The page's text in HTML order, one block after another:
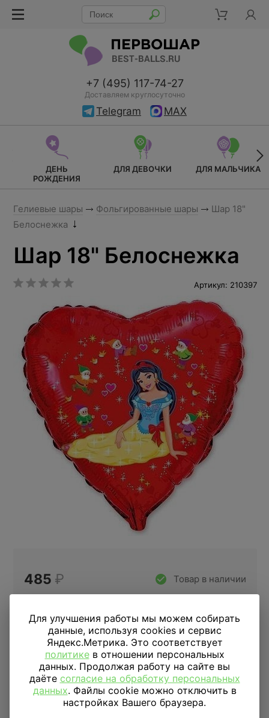
+7 (495) 117-74-27
Доставляем круглосуточно
Telegram MAX
ДЕНЬ
РОЖДЕНИЯ
ДЛЯ ДЕВОЧКИ ДЛЯ МАЛЬЧИКА
Гелиевые шары Фольгированные шары
Шар 18"
Белоснежка
Шар 18" Белоснежка
Артикул: 210397
Товар в наличии
485 ₽
Купить в 1 клик
ДОСТАВКАПО МОСКВЕ
Доставка в пределах МКАД 590 руб. от 1 часа
Доставка за МКАД 690 руб.+ 50 руб/км.
Для улучшения работы мы можем собирать
данные, используя cookies и сервис
Яндекс.Метрика. Это соответствует
политикев отношении персональных
данных. Продолжая работу на сайте вы
даёте согласие на обработку персональных
данных. Файлы cookie можно отключить в
настройках Вашего браузера.